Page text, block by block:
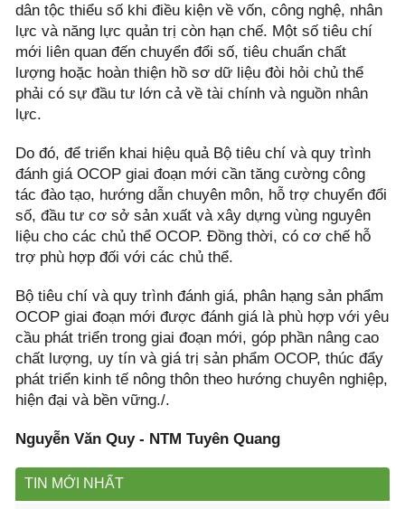
dân tộc thiểu số khi điều kiện về vốn, công nghệ, nhân
lực và năng lực quản trị còn hạn chế. Một số tiêu chí
mới liên quan đến chuyển đổi số, tiêu chuẩn chất
lượng hoặc hoàn thiện hồ sơ dữ liệu đòi hỏi chủ thể
phải có sự đầu tư lớn cả về tài chính và nguồn nhân
lực.
Do đó, để triển khai hiệu quả Bộ tiêu chí và quy trình
đánh giá OCOP giai đoạn mới cần tăng cường công
tác đào tạo, hướng dẫn chuyên môn, hỗ trợ chuyển đổi
số, đầu tư cơ sở sản xuất và xây dựng vùng nguyên
liệu cho các chủ thể OCOP. Đồng thời, có cơ chế hỗ
trợ phù hợp đối với các chủ thể.
Bộ tiêu chí và quy trình đánh giá, phân hạng sản phẩm
OCOP giai đoạn mới được đánh giá là phù hợp với yêu
cầu phát triển trong giai đoạn mới, góp phần nâng cao
chất lượng, uy tín và giá trị sản phẩm OCOP, thúc đẩy
phát triển kinh tế nông thôn theo hướng chuyên nghiệp,
hiện đại và bền vững./.
Nguyễn Văn Quy - NTM Tuyên Quang
TIN MỚI NHẤT